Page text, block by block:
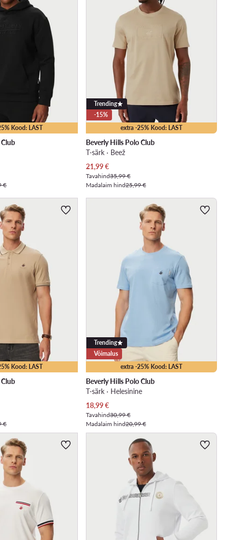
Kood: LAST
€
extra -25% Kood: LAST
Trending
-15%
Beverly Hills Polo Club
T-särk · Beež
Praegune hind
21,99€
Tavahind35,99 €
Madalaim hind25,99 €
Kood: LAST
€
extra -25% Kood: LAST
Trending
Võimalus
Beverly Hills Polo Club
T-särk · Helesinine
Praegune hind
18,99€
Tavahind30,99 €
Madalaim hind20,99 €